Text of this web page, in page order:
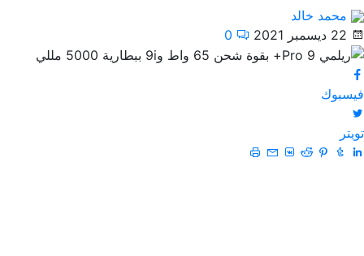
محمد خالد
22 ديسمبر 2021
0
فيسبوك
تويتر